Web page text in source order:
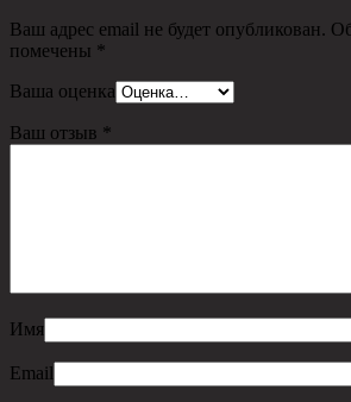
Ваш адрес email не будет опубликован.
помечены *
Ваша оценка
Ваш отзыв *
Имя
Email